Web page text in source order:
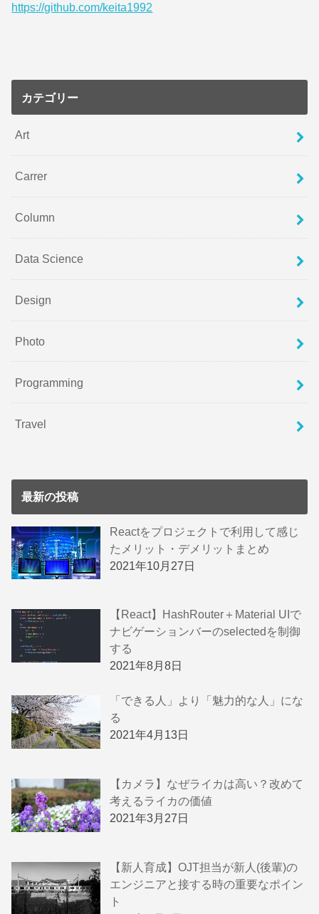
https://github.com/keita1992
カテゴリー
Art
Carrer
Column
Data Science
Design
Photo
Programming
Travel
最新の投稿
Reactをプロジェクトで利用して感じ
たメリット・デメリットまとめ
2021年10月27日
【React】HashRouter＋Material UIで
ナビゲーションバーのselectedを制御
する
2021年8月8日
「できる人」より「魅力的な人」にな
る
2021年4月13日
【カメラ】なぜライカは高い？改めて
考えるライカの価値
2021年3月27日
【新人育成】OJT担当が新人(後輩)の
エンジニアと接する時の重要なポイン
ト